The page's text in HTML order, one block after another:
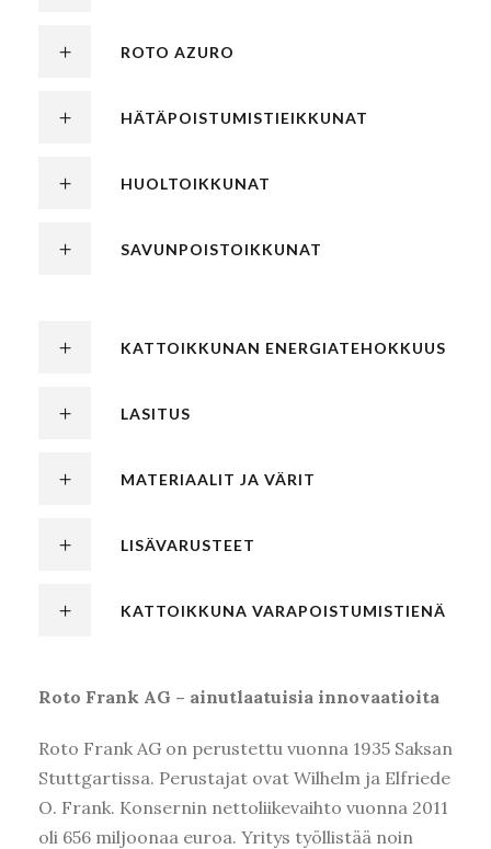
ROTO AZURO
HÄTÄPOISTUMISTIEIKKUNAT
HUOLTOIKKUNAT
SAVUNPOISTOIKKUNAT
KATTOIKKUNAN ENERGIATEHOKKUUS
LASITUS
MATERIAALIT JA VÄRIT
LISÄVARUSTEET
KATTOIKKUNA VARAPOISTUMISTIENÄ
Roto Frank AG – ainutlaatuisia innovaatioita
Roto Frank AG on perustettu vuonna 1935 Saksan
Stuttgartissa. Perustajat ovat Wilhelm ja Elfriede
O. Frank. Konsernin nettoliikevaihto vuonna 2011
oli 656 miljoonaa euroa. Yritys työllistää noin